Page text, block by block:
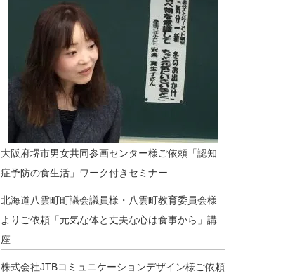
大阪府堺市男女共同参画センター様ご依頼「認知
症予防の食生活」ワーク付きセミナー
北海道八雲町町議会議員様・八雲町教育委員会様
よりご依頼「元気な体と丈夫な心は食事から」講
座
株式会社JTBコミュニケーションデザイン様ご依頼